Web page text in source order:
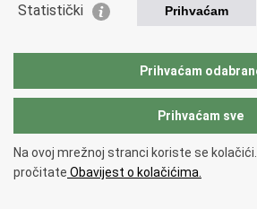
Europska komisija
Taxation and Customs Union
Copyright © 2026 Ministarstvo financija,
korištenja.
Statistički Prihvaćam
Prihvaćam
Prihvaćam sve
Na ovoj mrežnoj stranci koriste se
pročitate Obavijest o kolačićima.